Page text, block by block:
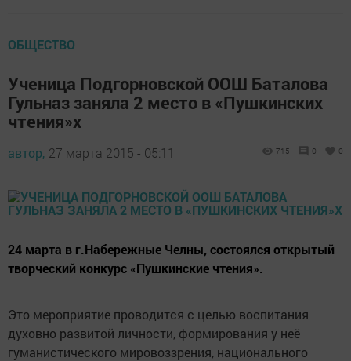
ОБЩЕСТВО
Ученица Подгорновской ООШ Баталова
Гульназ заняла 2 место в «Пушкинских
чтения»х
автор, 27 марта 2015 - 05:11 715 0 0
24 марта в г.Набережные Челны, состоялся открытый
творческий конкурс «Пушкинские чтения».
Это мероприятие проводится с целью воспитания
духовно развитой личности, формирования у неё
гуманистического мировоззрения, национального